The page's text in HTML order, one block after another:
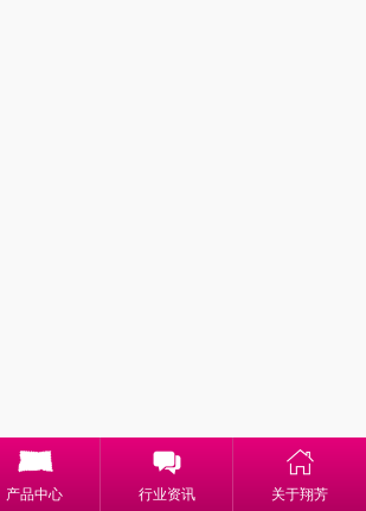
产品中心 行业资讯 关于翔芳